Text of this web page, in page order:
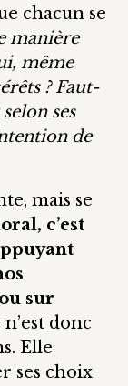
chacun se
manière
même
? Faut-
ses
de
mais se
c’est
sur
donc
Elle
ses choix